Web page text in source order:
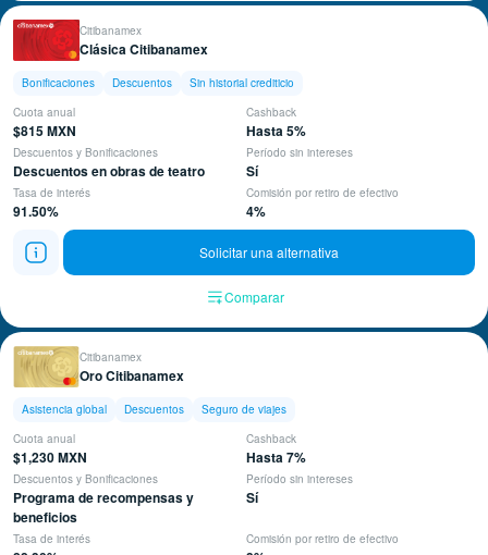
Citibanamex
Clásica Citibanamex
Bonificaciones Descuentos
Sin historial crediticio
Cuota anual
$815 MXN
Cashback
Hasta 5%
Descuentos y Bonificaciones
Descuentos en obras de teatro
Período sin intereses
Sí
Tasa de interés
91.50%
Comisión por retiro de efectivo
4%
Solicitar una alternativa
Comparar
Citibanamex
Oro Citibanamex
Asistencia global Descuentos
Seguro de viajes
Cuota anual
$1,230 MXN
Cashback
Hasta 7%
Descuentos y Bonificaciones
Programa de recompensas y
beneficios
Período sin intereses
Sí
Tasa de interés Comisión por retiro de efectivo